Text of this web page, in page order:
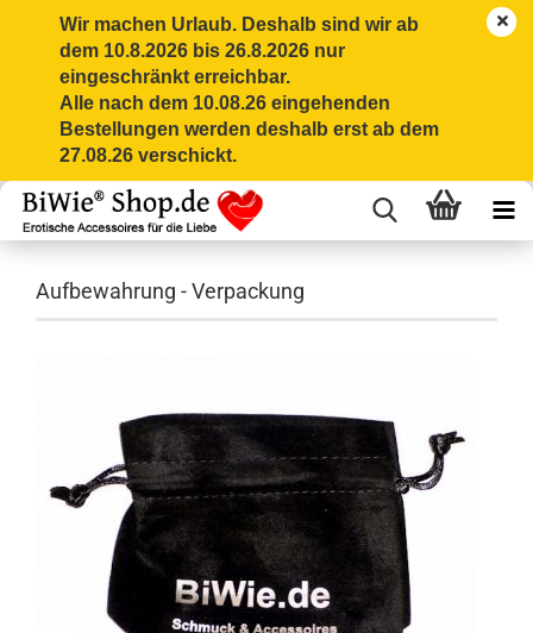
Wir machen Urlaub. Deshalb sind wir ab
dem 10.8.2026 bis 26.8.2026 nur
eingeschränkt erreichbar.
Alle nach dem 10.08.26 eingehenden
Bestellungen werden deshalb erst ab dem
27.08.26 verschickt.
Aufbewahrung - Verpackung